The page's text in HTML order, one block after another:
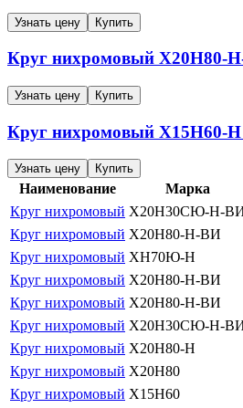
Узнать цену Купить
Круг нихромовый Х20Н80-
Узнать цену Купить
Круг нихромовый Х15Н60-Н
Узнать цену Купить
Наименование Марка
Круг нихромовый Х20Н30СЮ-Н-
Круг нихромовый Х20Н80-Н-ВИ
Круг нихромовый ХН70Ю-Н
Круг нихромовый Х20Н80-Н-ВИ
Круг нихромовый Х20Н80-Н-ВИ
Круг нихромовый Х20Н30СЮ-Н-
Круг нихромовый Х20Н80-Н
Круг нихромовый Х20Н80
Круг нихромовый Х15Н60